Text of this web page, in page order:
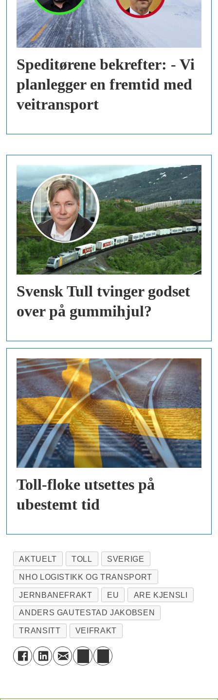
Speditørene bekrefter: - Vi
planlegger en fremtid med
veitransport
Svensk Tull tvinger godset
over på gummihjul?
Toll-floke utsettes på
ubestemt tid
AKTUELT TOLL SVERIGE
NHO LOGISTIKK OG TRANSPORT
JERNBANEFRAKT EU ARE KJENSLI
ANDERS GAUTESTAD JAKOBSEN
TRANSITT VEIFRAKT